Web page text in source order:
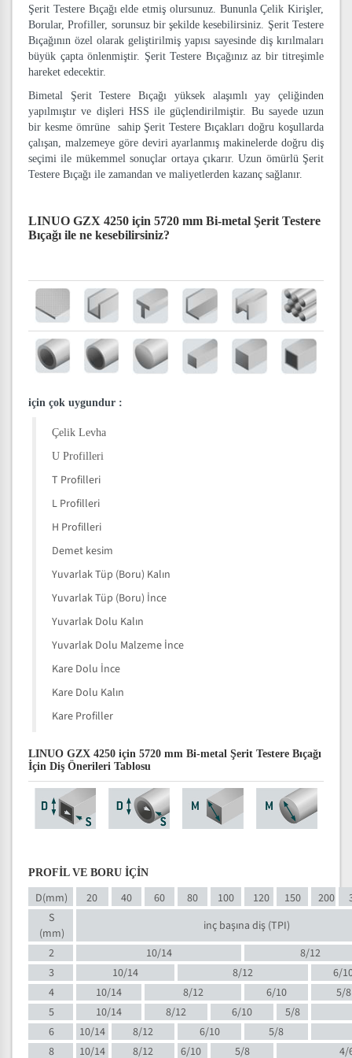
Şerit Testere Bıçağı elde etmiş olursunuz. Bununla Çelik Kirişler,
Borular, Profiller, sorunsuz bir şekilde kesebilirsiniz. Şerit Testere
Bıçağının özel olarak geliştirilmiş yapısı sayesinde diş kırılmaları
büyük çapta önlenmiştir. Şerit Testere Bıçağınız az bir titreşimle
hareket edecektir.
Bimetal Şerit Testere Bıçağı yüksek alaşımlı yay çeliğinden
yapılmıştır ve dişleri HSS ile güçlendirilmiştir. Bu sayede uzun
bir kesme ömrüne sahip Şerit Testere Bıçakları doğru koşullarda
çalışan, malzemeye göre deviri ayarlanmış makinelerde doğru diş
seçimi ile mükemmel sonuçlar ortaya çıkarır. Uzun ömürlü Şerit
Testere Bıçağı ile zamandan ve maliyetlerden kazanç sağlanır.
LINUO GZX 4250 için 5720 mm Bi-metal Şerit Testere
Bıçağı ile ne kesebilirsiniz?
için çok uygundur :
Çelik Levha
U Profilleri
T Profilleri
L Profilleri
H Profilleri
Demet kesim
Yuvarlak Tüp (Boru) Kalın
Yuvarlak Tüp (Boru) İnce
Yuvarlak Dolu Kalın
Yuvarlak Dolu Malzeme İnce
Kare Dolu İnce
Kare Dolu Kalın
Kare Profiller
LINUO GZX 4250 için 5720 mm Bi-metal Şerit Testere Bıçağı
İçin Diş Önerileri Tablosu
PROFİL VE BORU İÇİN
D(mm) 20 40 60 80 100 120 150 200
S
(mm)
inç başına diş (TPI)
2
10/14
8/12
3
10/14 8/12
6/
4
10/14 8/12 6/10
5/8
5
10/14 8/12 6/10
5/8
6
10/14 8/12 6/10
5/8
8
10/14 8/12 6/10 5/8
4/